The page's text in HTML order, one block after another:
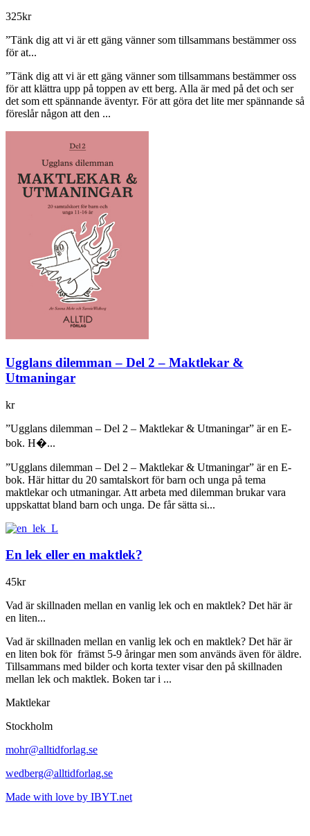
325kr
”Tänk dig att vi är ett gäng vänner som tillsammans bestämmer oss
för at...
”Tänk dig att vi är ett gäng vänner som tillsammans bestämmer oss
för att klättra upp på toppen av ett berg. Alla är med på det och ser
det som ett spännande äventyr. För att göra det lite mer spännande så
föreslår någon att den ...
Ugglans dilemman – Del 2 – Maktlekar &
Utmaningar
kr
”Ugglans dilemman – Del 2 – Maktlekar & Utmaningar” är en E-
bok. H�...
”Ugglans dilemman – Del 2 – Maktlekar & Utmaningar” är en E-
bok. Här hittar du 20 samtalskort för barn och unga på tema
maktlekar och utmaningar. Att arbeta med dilemman brukar vara
uppskattat bland barn och unga. De får sätta si...
En lek eller en maktlek?
45kr
Vad är skillnaden mellan en vanlig lek och en maktlek? Det här är
en liten...
Vad är skillnaden mellan en vanlig lek och en maktlek? Det här är
en liten bok för främst 5-9 åringar men som används även för äldre.
Tillsammans med bilder och korta texter visar den på skillnaden
mellan lek och maktlek. Boken tar i ...
Maktlekar
Stockholm
mohr@alltidforlag.se
wedberg@alltidforlag.se
Made with love by IBYT.net